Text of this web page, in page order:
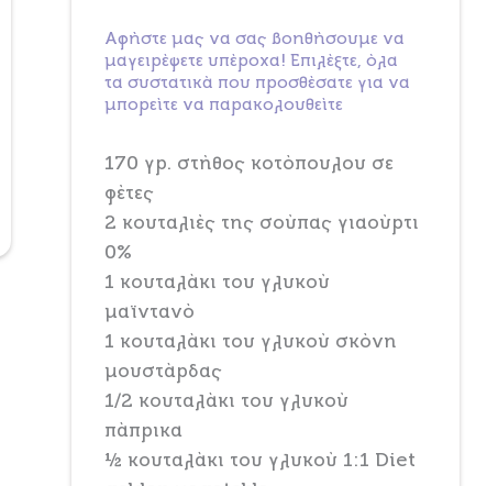
Αφήστε μας να σας βοηθήσουμε να
μαγειρέψετε υπέροχα! Επιλέξτε, όλα
τα συστατικά που προσθέσατε για να
μπορείτε να παρακολουθείτε
170 γρ. στήθος κοτόπουλου σε
φέτες
2 κουταλιές της σούπας γιαούρτι
0%
1 κουταλάκι του γλυκού
μαϊντανό
1 κουταλάκι του γλυκού σκόνη
μουστάρδας
1/2 κουταλάκι του γλυκού
πάπρικα
½ κουταλάκι του γλυκού 1:1 Diet